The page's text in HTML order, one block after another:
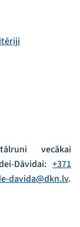
vecākai
Dāvidai: +371
davida@dkn.lv.